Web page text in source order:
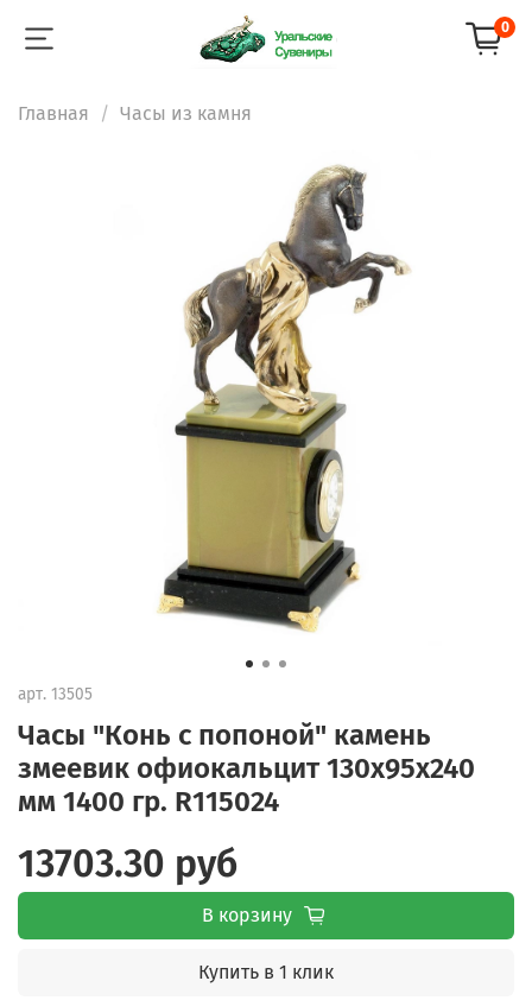
0
Главная Часы из камня
арт. 13505
Часы "Конь с попоной" камень
змеевик офиокальцит 130х95х240
мм 1400 гр. R115024
13703.30 руб
В корзину
Купить в 1 клик